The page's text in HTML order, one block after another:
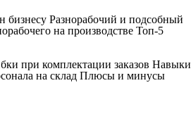
бизнесу Разнорабочий и подсобный
на производстве Топ-5
при комплектации заказов Навыки
на склад Плюсы и минусы